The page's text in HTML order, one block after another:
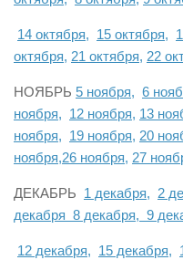
14 октября, 15 октября,
октября, 21 октября, 22
НОЯБРЬ 5 ноября, 6
ноября, 12 ноября, 13
ноября, 19 ноября, 20
ноября,26 ноября, 27
ДЕКАБРЬ 1 декабря, 2
декабря 8 декабря, 9
12 декабря, 15 декабря,